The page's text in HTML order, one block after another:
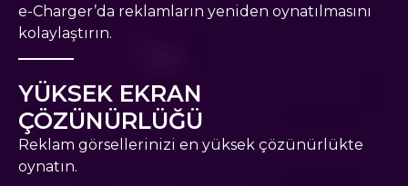
e-Charger’da reklamların yeniden oynatılmasını
kolaylaştırın.
YÜKSEK EKRAN
ÇÖZÜNÜRLÜĞÜ
Reklam görsellerinizi en yüksek çözünürlükte
oynatın.